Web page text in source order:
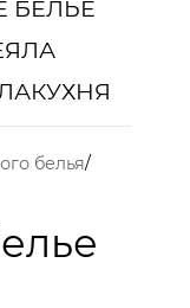
БЕЛЬЕ
КУХНЯ
белья